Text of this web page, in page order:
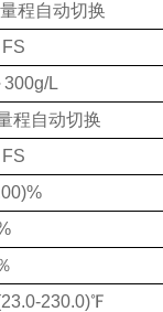
程自动切换
FS
300g/L
程自动切换
FS
23.0-230.0)℉